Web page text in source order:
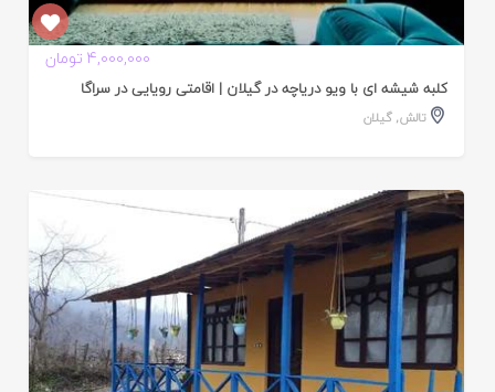
4,000,000 تومان
کلبه شیشه ای با ویو دریاچه در گیلان | اقامتی رویایی در سراگا
تالش,گیلان